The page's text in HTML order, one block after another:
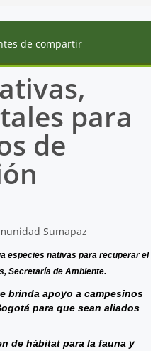
de compartir
para
de
especies nativas para recuperar el
Secretaría de Ambiente.
brinda apoyo a campesinos
para que sean aliados
de hábitat para la fauna y